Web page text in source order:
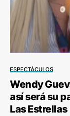
ESPECTÁCULOS
Wendy
así será su
Las Estrellas